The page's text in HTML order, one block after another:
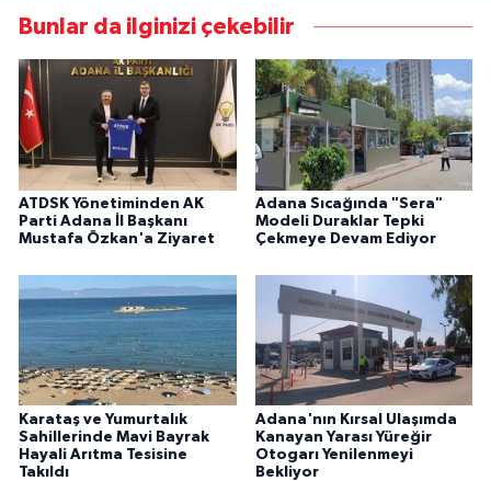
Bunlar da ilginizi çekebilir
ATDSK Yönetiminden AK
Parti Adana İl Başkanı
Mustafa Özkan'a Ziyaret
Adana Sıcağında "Sera"
Modeli Duraklar Tepki
Çekmeye Devam Ediyor
Karataş ve Yumurtalık
Sahillerinde Mavi Bayrak
Hayali Arıtma Tesisine
Takıldı
Adana'nın Kırsal Ulaşımda
Kanayan Yarası Yüreğir
Otogarı Yenilenmeyi
Bekliyor